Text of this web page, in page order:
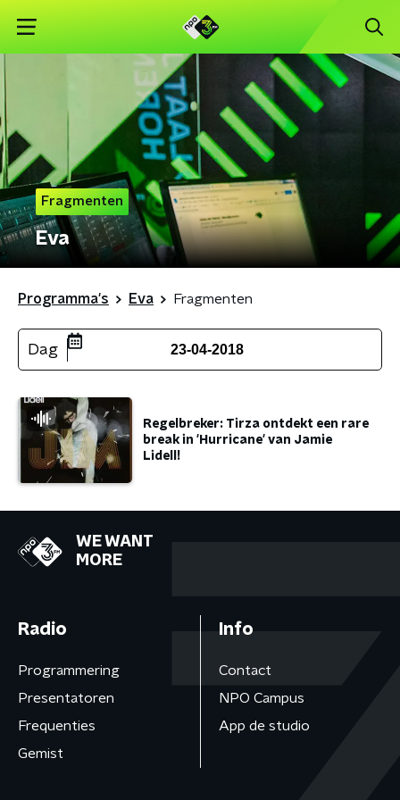
Fragmenten
Eva
Programma's Eva Fragmenten
Dag 23-04-2018
Regelbreker: Tirza ontdekt een rare
break in 'Hurricane' van Jamie
Lidell!
WE WANT
MORE
Radio
Programmering
Presentatoren
Frequenties
Gemist
Info
Contact
NPO Campus
App de studio